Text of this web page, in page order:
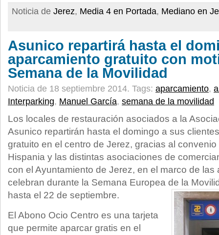
Noticia de Jerez, Media 4 en Portada, Mediano en
Asunico repartirá hasta el
aparcamiento gratuito con
Semana de la Movilidad
Noticia de 18 septiembre 2014. Tags: aparcamiento,
Interparking, Manuel García, semana de la movilidad
Los locales de restauración asociados a la
Asunico repartirán hasta el domingo a sus
gratuito en el centro de Jerez, gracias al
Hispania y las distintas asociaciones de
con el Ayuntamiento de Jerez, en el marco de las
celebran durante la Semana Europea de la
hasta el 22 de septiembre.
El Abono Ocio Centro es una tarjeta
que permite aparcar gratis en el